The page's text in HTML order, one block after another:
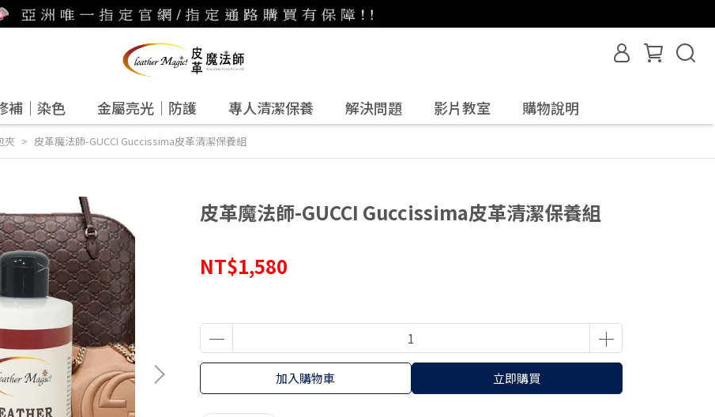
補｜染色 金屬亮光｜防護 專人清潔保養 解決問題 影片教室 購物說明
夾 皮革魔法師-GUCCI Guccissima皮革清潔保養組
皮革魔法師-GUCCI Guccissima皮革清潔保養組
NT$1,580
加入購物車 立即購買